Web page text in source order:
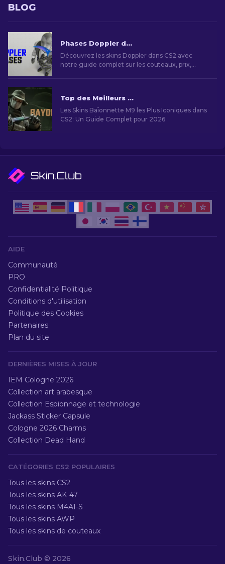
BLOG
Phases Doppler dans CS2 : Guide complet (Couteaux & Prix)
Découvrez les skins Doppler dans CS2 avec
notre guide complet sur les couteaux, prix,
Top des Meilleurs Skins Baïonnette M9 dans CS2
Les Skins Baïonnette M9 les Plus Iconiques dans
CS2: Un Guide Complet pour 2026
AIDE
Communauté
PRO
Confidentialité Politique
Conditions d'utilisation
Politique des Cookies
Partenaires
Plan du site
DERNIÈRES MISES À JOUR
IEM Cologne 2026
Collection art arabesque
Collection Espionnage et technologie
Jackass Sticker Capsule
Cologne 2026 Charms
Collection Dead Hand
CATÉGORIES CS2 POPULAIRES
Tous les skins CS2
Tous les skins AK-47
Tous les skins M4A1-S
Tous les skins AWP
Tous les skins de couteaux
Skin.Club © 2026